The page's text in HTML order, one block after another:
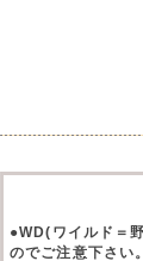
●WD(ワイルド＝
のでご注意下さい。